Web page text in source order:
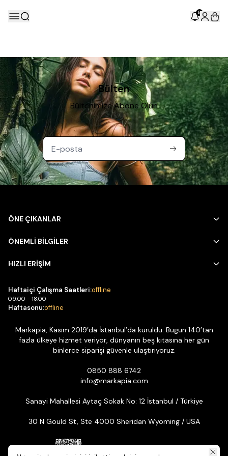
5
Bülten
Bültenimize Abone Olun
ÖNE ÇIKANLAR
ÖNEMLİ BİLGİLER
HIZLI ERİŞİM
Haftaiçi Çalışma Saatleri:offline
09:00 - 18:00
Haftasonu:offline
Markapia, Kasım 2019’da İstanbul’da kuruldu. Bugün 140’tan
fazla ülkeye hizmet veriyor, dünyanın beş kıtasına her gün
binlerce siparişi güvenle ulaştırıyoruz.
0850 888 6742
info@markapia.com
Sanayi Mahallesi Aytaç Sokak No: 12 İstanbul / Türkiye
30 N Gould St, Ste 4000 Sheridan Wyoming / USA